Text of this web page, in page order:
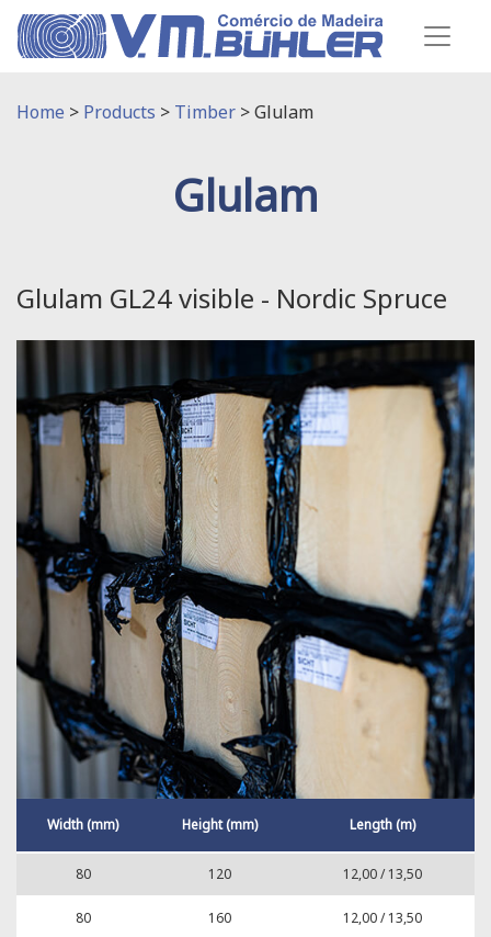
Home > Products > Timber >Glulam
Glulam
Glulam GL24 visible - Nordic Spruce
Width (mm) Height (mm) Length (m)
80 120 12,00 / 13,50
80 160 12,00 / 13,50